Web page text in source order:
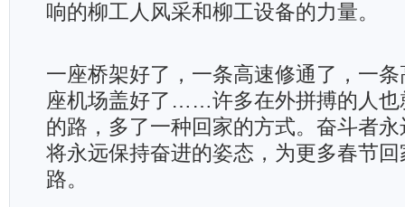
响的柳工人风采和柳工设备的力量。
一座桥架好了，一条高速修通了，一
座机场盖好了……许多在外拼搏的人也
的路，多了一种回家的方式。奋斗者
将永远保持奋进的姿态，为更多春节
路。